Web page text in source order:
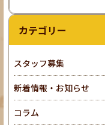
カテゴリー
スタッフ募集
新着情報・お知らせ
コラム